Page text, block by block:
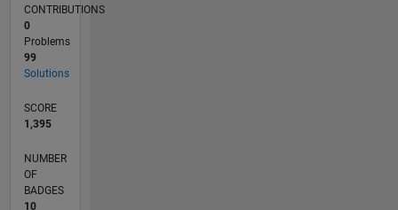
CONTRIBUTIONS
0
Problems
99
Solutions
SCORE
1,395
NUMBER
OF
BADGES
10